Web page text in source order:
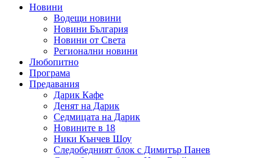
Новини
Водещи новини
Новини България
Новини от Света
Регионални новини
Любопитно
Програма
Предавания
Дарик Кафе
Денят на Дарик
Седмицата на Дарик
Новините в 18
Ники Кънчев Шоу
Следобедният блок с Димитър Панев